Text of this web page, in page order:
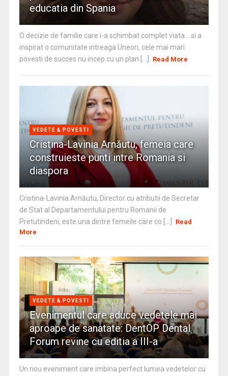
educatia din Spania
O decizie de familie care i-a schimbat complet viata… si a
inspirat o comunitate intreaga Uneori, cele mai mari
povesti de succes nu incep cu un plan [...]
Read More
VEDETE & POVESTI
Cristina-Lavinia Arnăutu, femeia care
construieste punti intre Romania si
diaspora
Cristina-Lavinia Arnăutu, Director cu atributii de Secretar
de Stat al Departamentului pentru Romanii de
Pretutindeni, este una dintre femeile care co [...]
Read
More
VEDETE & POVESTI
Evenimentul care aduce vedetele mai
aproape de sanatate: DentOP Dental
Forum revine cu editia a III-a
Un nou eveniment care imbina perfect lumea vedetelor cu